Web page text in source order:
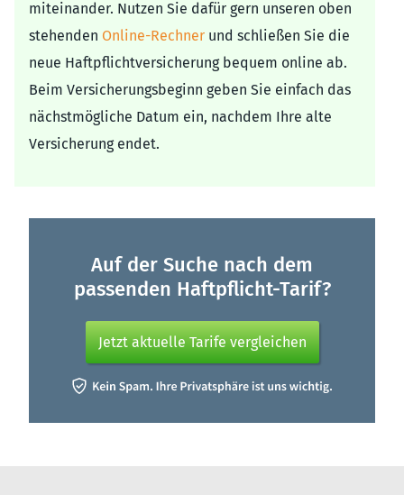
miteinander. Nutzen Sie dafür gern unseren oben
stehenden Online-Rechner und schließen Sie die
neue Haftpflichtversicherung bequem online ab.
Beim Versicherungsbeginn geben Sie einfach das
nächstmögliche Datum ein, nachdem Ihre alte
Versicherung endet.
Auf der Suche nach dem
passenden Haftpflicht-Tarif?
Jetzt aktuelle Tarife vergleichen